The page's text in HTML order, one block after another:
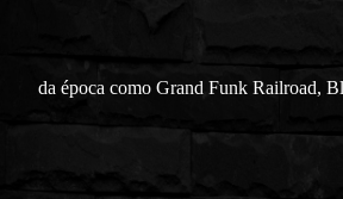
da época como Grand Funk Railroad,